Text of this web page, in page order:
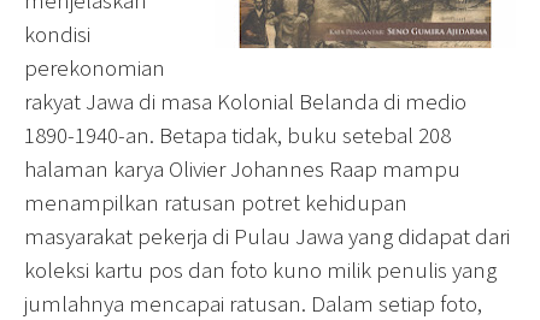
kondisi
perekonomian
rakyat Jawa di masa Kolonial Belanda di medio
1890-1940-an. Betapa tidak, buku setebal 208
halaman karya Olivier Johannes Raap mampu
menampilkan ratusan potret kehidupan
masyarakat pekerja di Pulau Jawa yang didapat dari
koleksi kartu pos dan foto kuno milik penulis yang
jumlahnya mencapai ratusan. Dalam setiap foto,